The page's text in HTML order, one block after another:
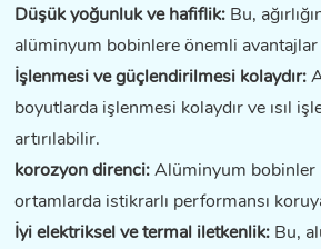
Düşük yoğunluk ve hafiflik: Bu,
alüminyum bobinlere önemli avantajlar
İşlenmesi ve güçlendirilmesi kolaydır:
boyutlarda işlenmesi kolaydır ve ısıl
artırılabilir.
korozyon direnci:Alüminyum bobinler
ortamlarda istikrarlı performansı
İyi elektriksel ve termal iletkenlik: Bu,